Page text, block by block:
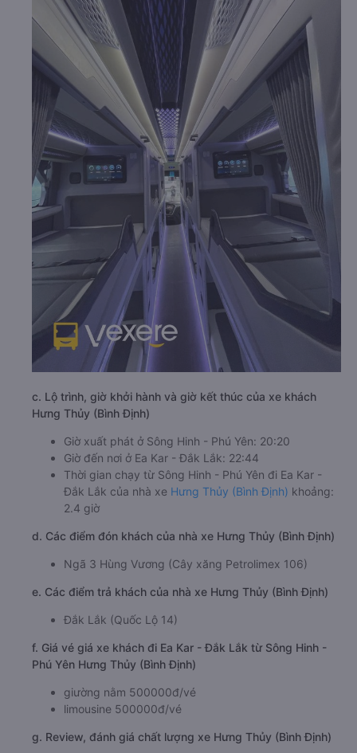
c. Lộ trình, giờ khởi hành và giờ kết thúc của xe khách
Hưng Thủy (Bình Định)
Giờ xuất phát ở Sông Hinh - Phú Yên: 20:20
Giờ đến nơi ở Ea Kar - Đắk Lắk: 22:44
Thời gian chạy từ Sông Hinh - Phú Yên đi Ea Kar -
Đắk Lắk của nhà xe Hưng Thủy (Bình Định) khoảng:
2.4 giờ
d. Các điểm đón khách của nhà xe Hưng Thủy (Bình Định)
Ngã 3 Hùng Vương (Cây xăng Petrolimex 106)
e. Các điểm trả khách của nhà xe Hưng Thủy (Bình Định)
Đắk Lắk (Quốc Lộ 14)
f. Giá vé giá xe khách đi Ea Kar - Đắk Lắk từ Sông Hinh -
Phú Yên Hưng Thủy (Bình Định)
giường nằm 500000đ/vé
limousine 500000đ/vé
g. Review, đánh giá chất lượng xe Hưng Thủy (Bình Định)